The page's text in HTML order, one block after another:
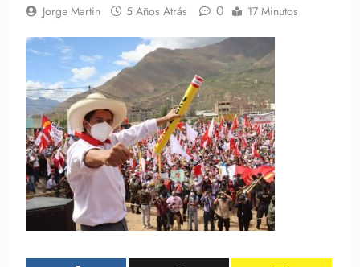
Jorge Martin 5 Años Atrás 0 17 Minutos